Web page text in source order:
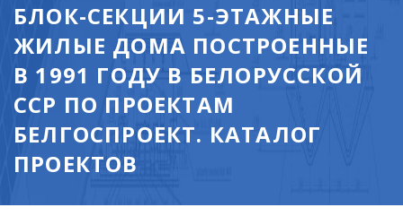
БЛОК-СЕКЦИИ 5-ЭТАЖНЫЕ
ЖИЛЫЕ ДОМА ПОСТРОЕННЫЕ
В 1991 ГОДУ В БЕЛОРУССКОЙ
ССР ПО ПРОЕКТАМ
БЕЛГОСПРОЕКТ. КАТАЛОГ
ПРОЕКТОВ